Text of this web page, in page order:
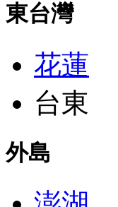
東台灣
花蓮
台東
外島